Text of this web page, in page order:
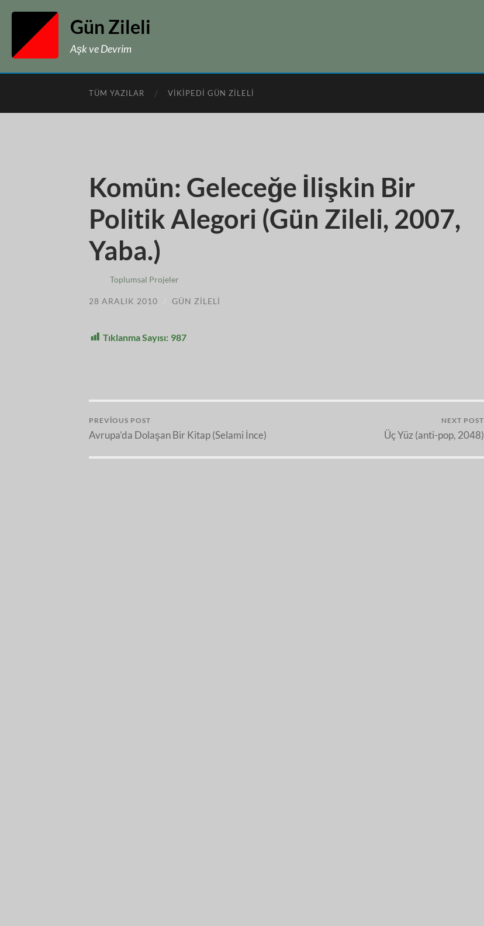
Gün Zileli
Aşk ve Devrim
TÜM YAZILAR VIKIPEDI GÜN ZILELI
Komün: Geleceğe İlişkin Bir
Politik Alegori (Gün Zileli, 2007,
Yaba.)
Toplumsal Projeler
28 ARALIK 2010 GÜN ZILELI
Tıklanma Sayısı: 987
PREVIOUS POST
Avrupa’da Dolaşan Bir Kitap (Selami İnce)
NEXT POST
Üç Yüz (anti-pop, 2048)